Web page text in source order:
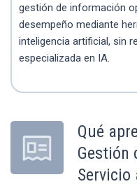
gestión de información
desempeño mediante
inteligencia artificial, sin
especializada en IA.
Qué
Gestión
Servicio